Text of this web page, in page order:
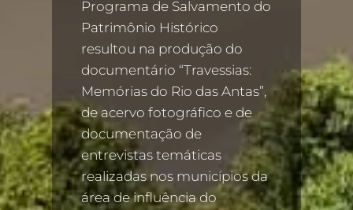
Programa de Salvamento do
Patrimônio Histórico
resultou na produção do
documentário “Travessias:
Memórias do Rio das Antas”,
de acervo fotográfico e de
documentação de
entrevistas temáticas
realizadas nos municípios da
área de influência do